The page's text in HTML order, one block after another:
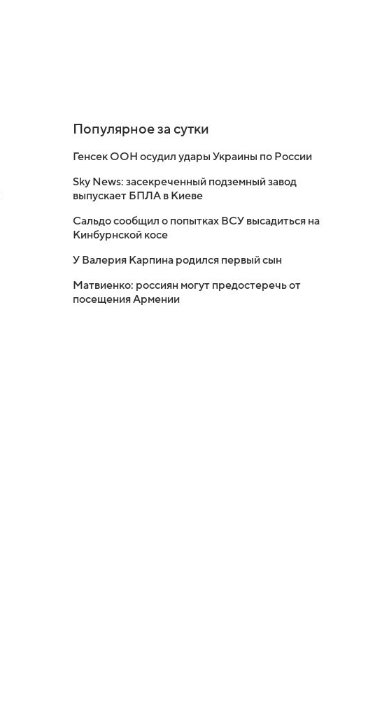
Популярное за сутки
Генсек ООН осудил удары Украины по России
Sky News: засекреченный подземный завод
выпускает БПЛА в Киеве
Сальдо сообщил о попытках ВСУ высадиться на
Кинбурнской косе
У Валерия Карпина родился первый сын
Матвиенко: россиян могут предостеречь от
посещения Армении